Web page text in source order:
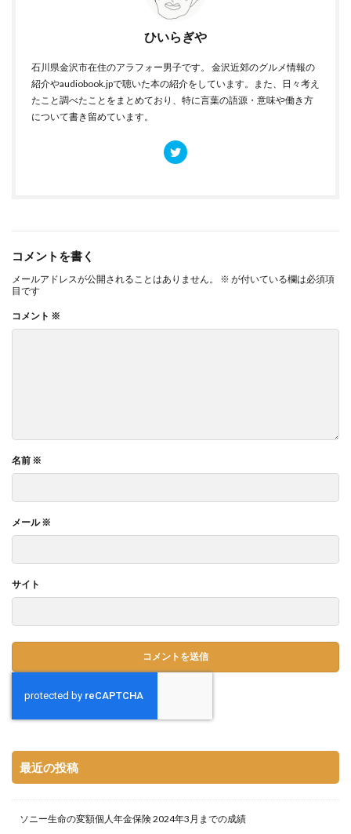
ひいらぎや
石川県金沢市在住のアラフォー男子です。 金沢近郊のグルメ情報の
紹介やaudiobook.jpで聴いた本の紹介をしています。また、日々考え
たこと調べたことをまとめており、特に言葉の語源・意味や働き方
について書き留めています。
コメントを書く
メールアドレスが公開されることはありません。 ※ が付いている欄は必須項
目です
コメント ※
名前 ※
メール※
サイト
最近の投稿
ソニー生命の変額個人年金保険 2024年3月までの成績